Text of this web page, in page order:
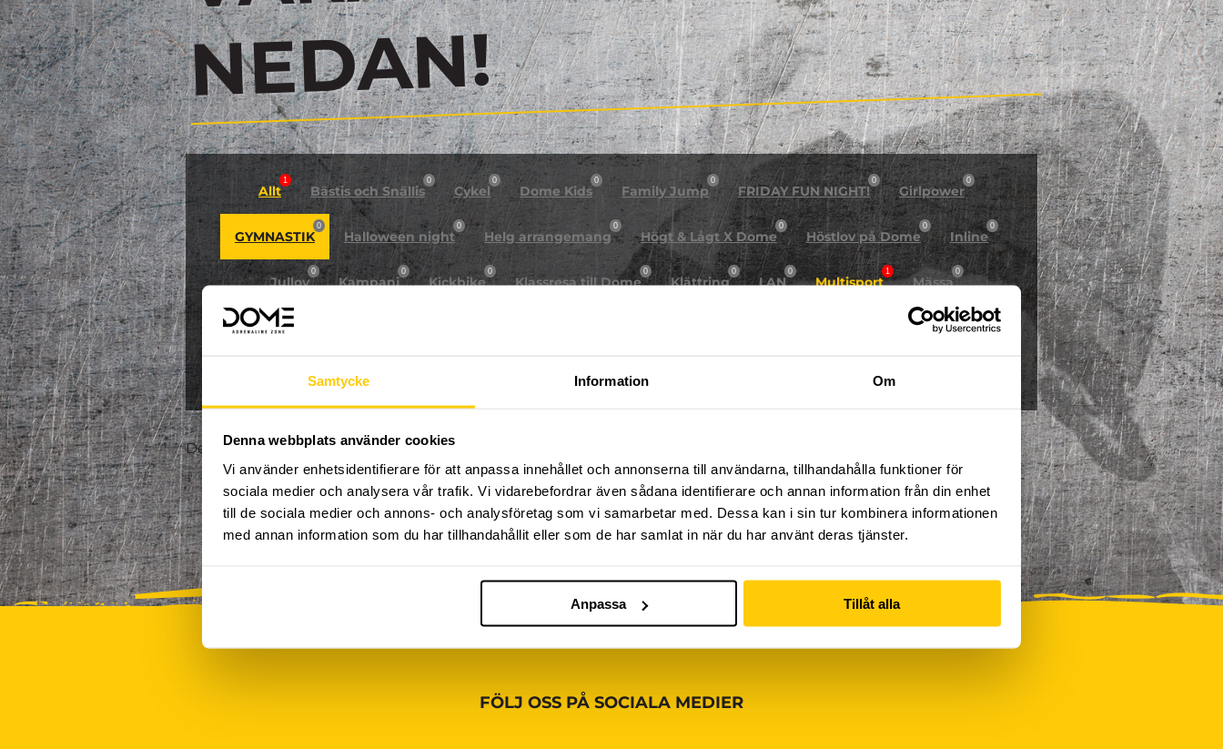
Samtycke Information Om
Denna webbplats använder cookies
Vi använder enhetsidentifierare för att anpassa innehållet och annonserna till användarna, tillhandahålla funktioner för
sociala medier och analysera vår trafik. Vi vidarebefordrar även sådana identifierare och annan information från din enhet
till de sociala medier och annons- och analysföretag som vi samarbetar med. Dessa kan i sin tur kombinera informationen
med annan information som du har tillhandahållit eller som de har samlat in när du har använt deras tjänster.
Anpassa Tillåt alla
N!
Allt
1
Bästis och Snällis
0
Cykel
0
Dome Kids
0
Family Jump
0
FRIDAY FUN NIGHT!
0
Girlpower
0
GYMNASTIK
0
Halloween night
0
Helg arrangemang
0
Högt & Lågt X Dome
0
Höstlov på Dome
0
Inline
0
Jullov
0
Kampanj
0
Kickbike
0
Klassresa till Dome
0
Klättring
0
LAN
0
Multisport
1
Mässa
0
NPF-Träning Skidor/Snowboard
0
Summercamp
Det finns tyvärr inte några aktiviteter ännu, vänligen kom tillbaka senare!
FÖLJ OSS PÅ SOCIALA MEDIER